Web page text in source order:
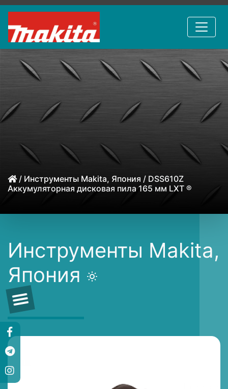
/ Инструменты Makita, Япония / DSS610Z
Аккумуляторная дисковая пила 165 мм LXT ®
Инструменты Makita,
Япония